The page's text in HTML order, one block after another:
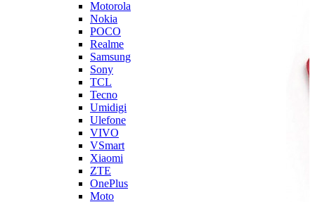
Motorola
Nokia
POCO
Realme
Samsung
Sony
TCL
Tecno
Umidigi
Ulefone
VIVO
VSmart
Xiaomi
ZTE
OnePlus
Moto